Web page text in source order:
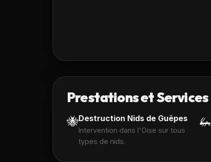
Prestations et Services
🐝Destruction Nids de Guêpes
Intervention dans l'Oise sur tous
types de nids.
🦗